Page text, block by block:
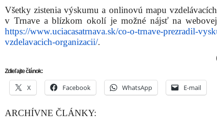
Všetky zistenia výskumu a onlinovú mapu
v Trnave a blízkom okolí je možné nájsť na
https://www.uciacasatrnava.sk/co-o-trnave-prezradil-
vzdelavacich-organizacii/.
Zdieľajte článok:
X Facebook WhatsApp E-mail
ARCHÍVNE ČLÁNKY: